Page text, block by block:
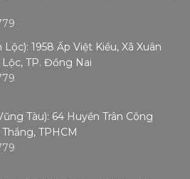
1958 Ấp Việt Kiều, Xã Xuân
TP. Đồng Nai
Tàu): 64 Huyền Trân Công
TPHCM